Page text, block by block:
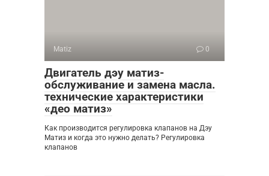
Matiz 0
Двигатель дэу матиз-
обслуживание и замена масла.
технические характеристики
«део матиз»
Как производится регулировка клапанов на Дэу
Матиз и когда это нужно делать? Регулировка
клапанов